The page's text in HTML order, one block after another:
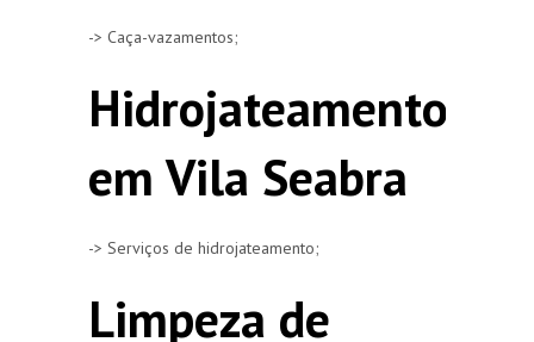
-> Caça-vazamentos;
Hidrojateamento
em Vila Seabra
-> Serviços de hidrojateamento;
Limpeza de